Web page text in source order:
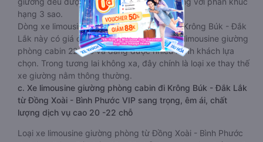
hạng 3 sao.
Dòng xe limousine Đồng Xoài - Bình Phước Krông Búk - Đắk
Lắk này có giá cả phải chăng hơn dòng xe limousine giường
phòng cabin 22 chỗ và đang được nhiều hành khách lựa
chọn. Trong tương lai không xa, đây chính là loại xe thay thế
xe giường nằm thông thường.
c. Xe limousine giường phòng cabin đi Krông Búk - Đắk Lắk
từ Đồng Xoài - Bình Phước VIP sang trọng, êm ái, chất
lượng dịch vụ cao 20 -22 chỗ
Loại xe limousine giường phòng từ Đồng Xoài - Bình Phước